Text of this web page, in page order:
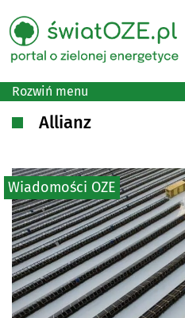
Rozwiń menu
Allianz
Wiadomości OZE